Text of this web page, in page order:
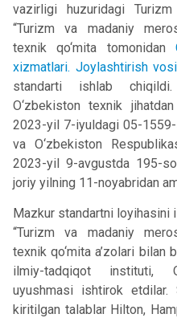
vazirligi huzuridagi
“Turizm va madaniy
texnik qo‘mita tomonidan
xizmatlari. Joylashtirish
standarti ishlab
O‘zbekiston texnik
2023-yil 7-iyuldagi 05-
va O‘zbekiston
2023-yil 9-avgustda 195-
joriy yilning 11-noyabridan
Mazkur standartni loyihasini
“Turizm va madaniy
texnik qo‘mita a’zolari bilan
ilmiy-tadqiqot instituti,
uyushmasi ishtirok etdilar.
kiritilgan talablar Hilton,